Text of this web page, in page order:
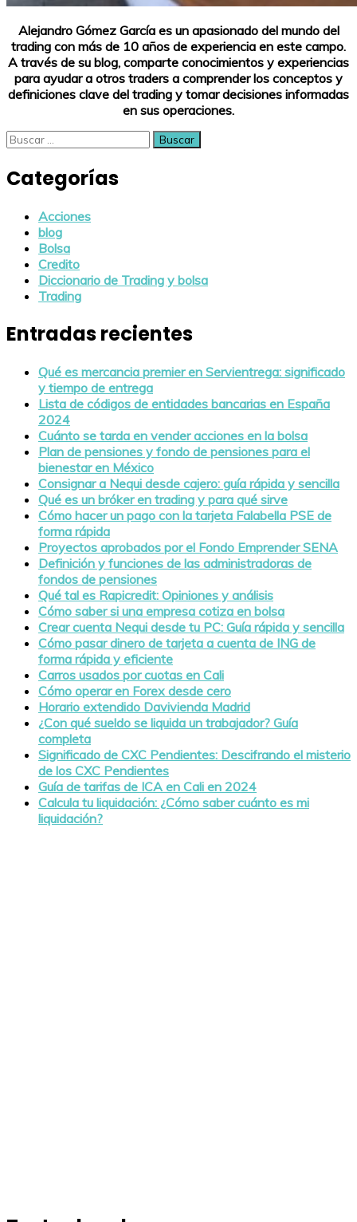
Alejandro Gómez García es un apasionado del mundo del
trading con más de 10 años de experiencia en este campo.
A través de su blog, comparte conocimientos y experiencias
para ayudar a otros traders a comprender los conceptos y
definiciones clave del trading y tomar decisiones informadas
en sus operaciones.
Buscar:
Categorías
Acciones
blog
Bolsa
Credito
Diccionario de Trading y bolsa
Trading
Entradas recientes
Qué es mercancia premier en Servientrega: significado
y tiempo de entrega
Lista de códigos de entidades bancarias en España
2024
Cuánto se tarda en vender acciones en la bolsa
Plan de pensiones y fondo de pensiones para el
bienestar en México
Consignar a Nequi desde cajero: guía rápida y sencilla
Qué es un bróker en trading y para qué sirve
Cómo hacer un pago con la tarjeta Falabella PSE de
forma rápida
Proyectos aprobados por el Fondo Emprender SENA
Definición y funciones de las administradoras de
fondos de pensiones
Qué tal es Rapicredit: Opiniones y análisis
Cómo saber si una empresa cotiza en bolsa
Crear cuenta Nequi desde tu PC: Guía rápida y sencilla
Cómo pasar dinero de tarjeta a cuenta de ING de
forma rápida y eficiente
Carros usados por cuotas en Cali
Cómo operar en Forex desde cero
Horario extendido Davivienda Madrid
¿Con qué sueldo se liquida un trabajador? Guía
completa
Significado de CXC Pendientes: Descifrando el misterio
de los CXC Pendientes
Guía de tarifas de ICA en Cali en 2024
Calcula tu liquidación: ¿Cómo saber cuánto es mi
liquidación?